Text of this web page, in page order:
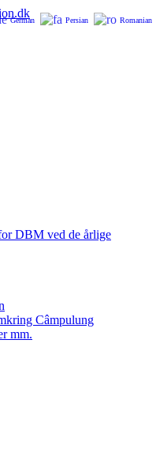
DBM ved de årlige
Câmpulung
mm.
German Persian
Romanian